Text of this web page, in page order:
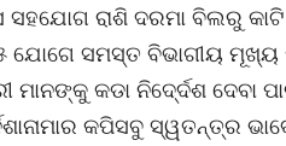
ରାଶି ଦରମା ବିଲରୁ କାଟି
ଯୋଗେ ସମସ୍ତ ବିଭାଗୀୟ
ମାନଙ୍କୁ କଡା ନିଦେ୍ର୍ଦଶ
କପିସବୁ ସ୍ୱତନ୍ତ୍ର